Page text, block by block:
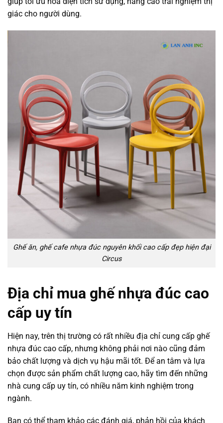
giác cho người dùng.
Ghế ăn, ghế cafe nhựa đúc nguyên khối cao cấp đẹp hiện đại
Circus
Địa chỉ mua ghế nhựa đúc cao
cấp uy tín
Hiện nay, trên thị trường có rất nhiều địa chỉ cung cấp ghế
nhựa đúc cao cấp, nhưng không phải nơi nào cũng đảm
bảo chất lượng và dịch vụ hậu mãi tốt. Để an tâm và lựa
chọn được sản phẩm chất lượng cao, hãy tìm đến những
nhà cung cấp uy tín, có nhiều năm kinh nghiệm trong
ngành.
Bạn có thể tham khảo các đánh giá, phản hồi của khách